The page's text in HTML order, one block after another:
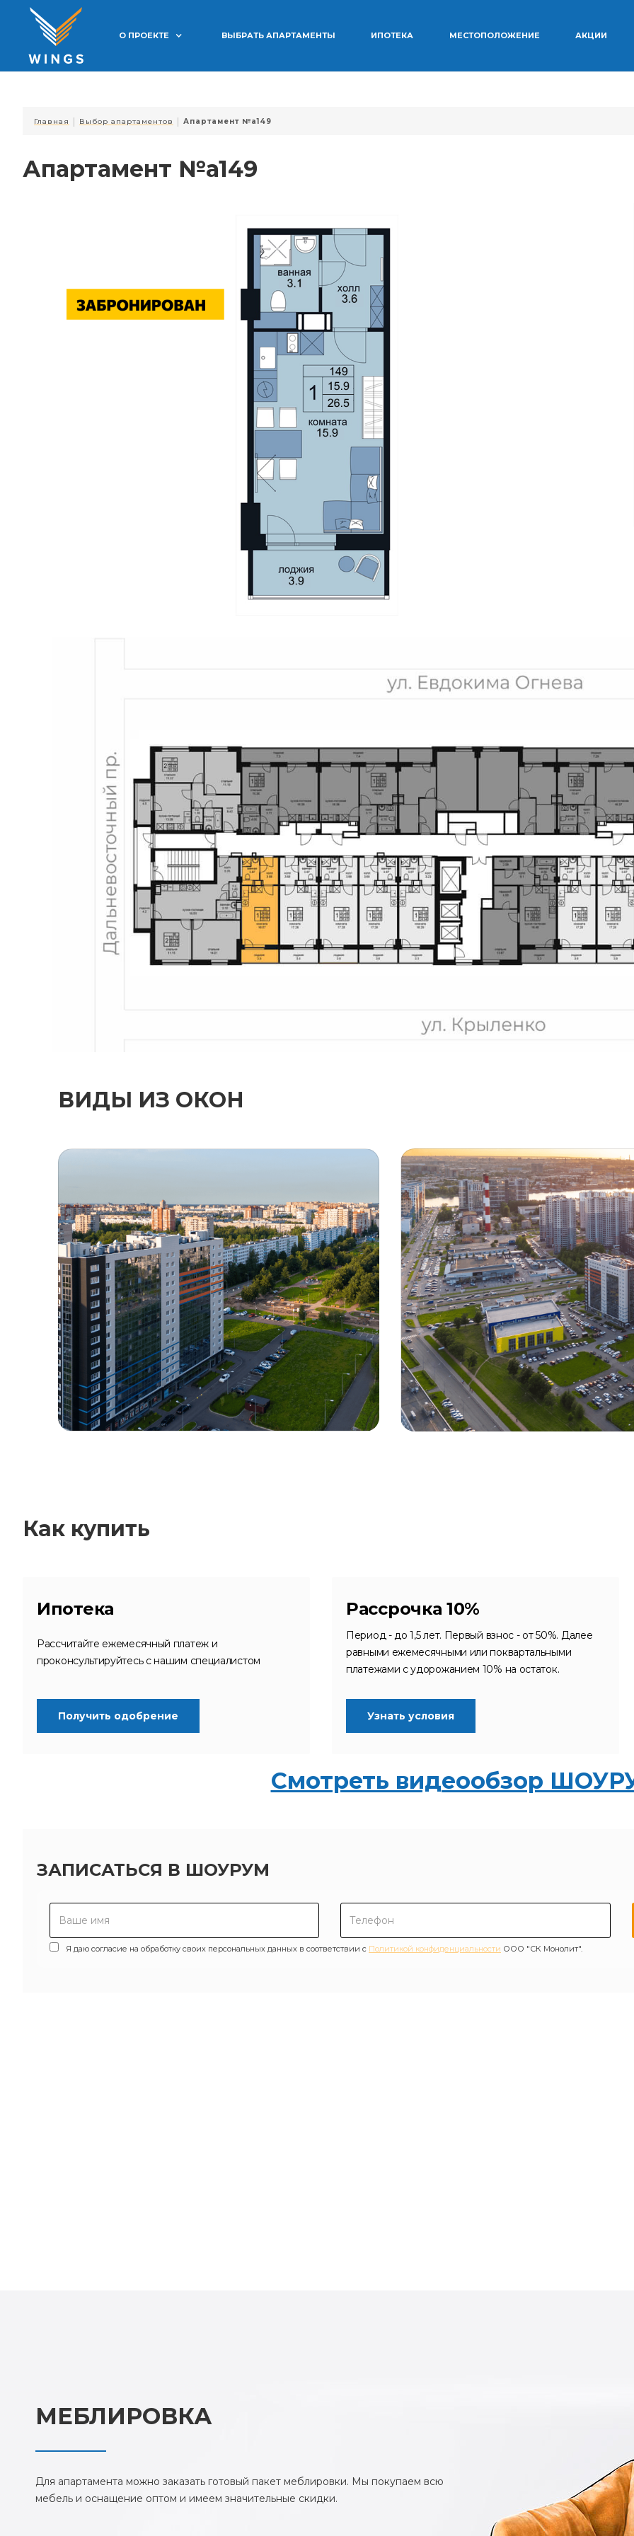
О ПРОЕКТЕ ВЫБРАТЬ АПАРТАМЕНТЫ ИПОТЕКА МЕСТОПОЛОЖЕНИЕ АКЦИИ
Главная | Выбор апартаментов | Апартамент №a149
Апартамент №a149
ВИДЫ ИЗ ОКОН
Как купить
Ипотека
Рассчитайте ежемесячный платеж и
проконсультируйтесь с нашим специалистом
Получить одобрение
Рассрочка 10%
Период - до 1,5 лет. Первый взнос - от 50%. Далее
равными ежемесячными или поквартальными
платежами с удорожанием 10% на остаток.
Узнать условия
Смотреть видеообзор
ЗАПИСАТЬСЯ В ШОУРУМ
Я даю согласие на обработку своих персональных данных в соответствии с Политикой конфиденциальности ООО "СК Монолит".
МЕБЛИРОВКА
Для апартамента можно заказать готовый пакет меблировки. Мы покупаем всю
мебель и оснащение оптом и имеем значительные скидки.